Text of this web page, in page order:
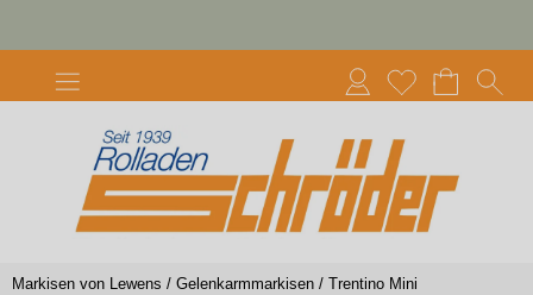
Markisen von Lewens / Gelenkarmmarkisen / Trentino Mini